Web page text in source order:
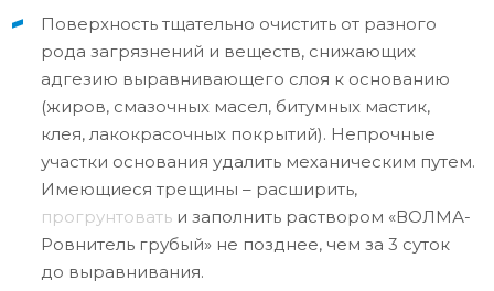
Поверхность тщательно очистить от разного
рода загрязнений и веществ, снижающих
адгезию выравнивающего слоя к основанию
(жиров, смазочных масел, битумных мастик,
клея, лакокрасочных покрытий). Непрочные
участки основания удалить механическим путем.
Имеющиеся трещины – расширить,
прогрунтовать и заполнить раствором «ВОЛМА-
Ровнитель грубый» не позднее, чем за 3 суток
до выравнивания.